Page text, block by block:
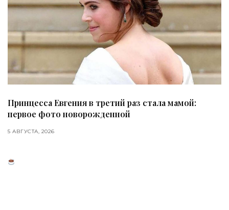
Принцесса Евгения в третий раз стала мамой:
первое фото новорожденной
5 АВГУСТА, 2026